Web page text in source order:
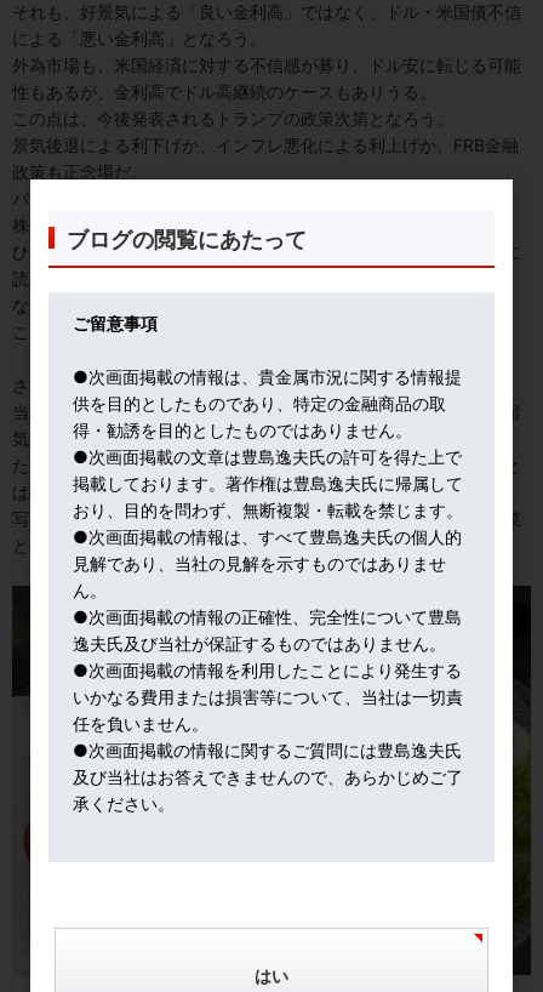
それも、好景気による「良い金利高」ではなく、ドル・米国債不信
による「悪い金利高」となろう。
外為市場も、米国経済に対する不信感が募り、ドル安に転じる可能
性もあるが、金利高でドル高継続のケースもありうる。
この点は、今後発表されるトランプの政策次第となろう。
景気後退による利下げか、インフレ悪化による利上げか、FRB金融
政策も正念場だ。
パウエル議長の発言も歯切れの悪い論調になりそうだ。
株価のボラティリティも激化しそう。
ひとつだけ、確実に言えるのは、世界中でトランプの本音を正確に
読める人はいない、ということ。
なにせ、トランプ自身がどうなるか、分かっていないのだから。
こんな時こそ、独自の希少価値を持つ金の出番だと思うね。
さて、札幌も今日は30度超えだが、朝夕は１８度。
当地の天気予報は、高湿度というが、東京のまとわりつくような湿
気に比べれば、かわいいものだよ（笑）
ただ、異常気象で、近年は北海道でも梅雨らしき日々が目立つこと
は確かだ。
写真は、今朝、厚真（あつま）の親戚から送られてきた超新鮮野菜
とハスカップ。
ブログの閲覧にあたって
ご留意事項
●次画面掲載の情報は、貴金属市況に関する情報提
供を目的としたものであり、特定の金融商品の取
得・勧誘を目的としたものではありません。
●次画面掲載の文章は豊島逸夫氏の許可を得た上で
掲載しております。著作権は豊島逸夫氏に帰属して
おり、目的を問わず、無断複製・転載を禁じます。
●次画面掲載の情報は、すべて豊島逸夫氏の個人的
見解であり、当社の見解を示すものではありませ
ん。
●次画面掲載の情報の正確性、完全性について豊島
逸夫氏及び当社が保証するものではありません。
●次画面掲載の情報を利用したことにより発生する
いかなる費用または損害等について、当社は一切責
任を負いません。
●次画面掲載の情報に関するご質問には豊島逸夫氏
及び当社はお答えできませんので、あらかじめご了
承ください。
はい